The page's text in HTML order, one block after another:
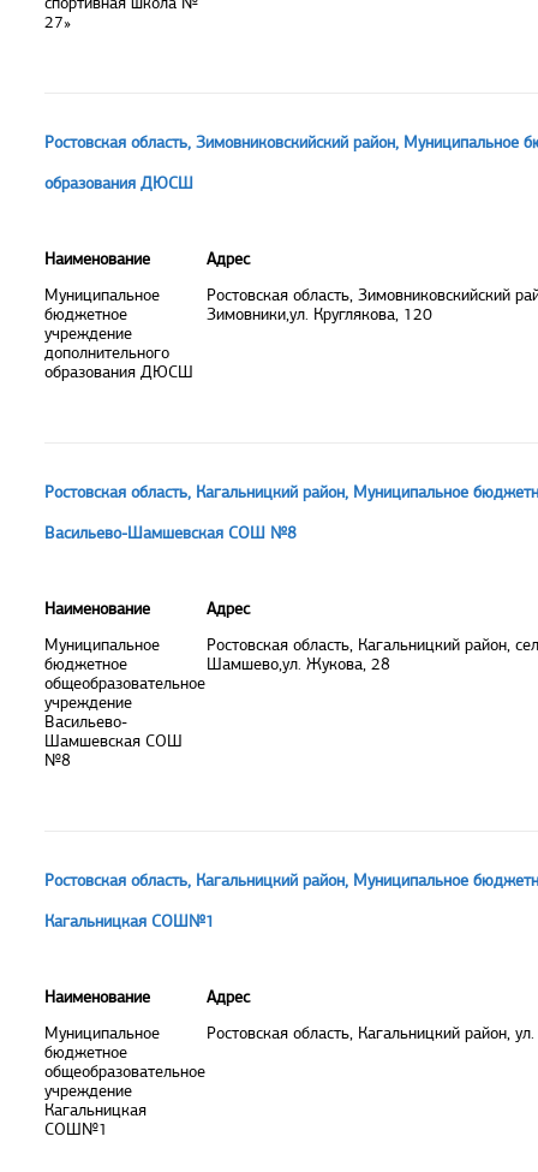
27»
Ростовская область, Зимовниковскийский район, Муниципальное
образования ДЮСШ
Наименование
Муниципальное
бюджетное
учреждение
дополнительного
образования ДЮСШ
Адрес
Ростовская область, Зимовниковскийский
Зимовники,ул. Круглякова, 120
Ростовская область, Кагальницкий район, Муниципальное
Васильево-Шамшевская СОШ №8
Наименование
Муниципальное
бюджетное
общеобразовательное
учреждение
Васильево-
Шамшевская СОШ
№8
Адрес
Ростовская область, Кагальницкий район,
Шамшево,ул. Жукова, 28
Ростовская область, Кагальницкий район, Муниципальное
Кагальницкая СОШ№1
Наименование
Муниципальное
бюджетное
общеобразовательное
учреждение
Кагальницкая
СОШ№1
Адрес
Ростовская область, Кагальницкий район,